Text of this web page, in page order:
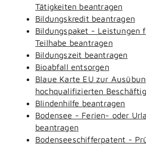
Tätigkeiten beantragen
Bildungskredit beantragen
Bildungspaket - Leistungen
Teilhabe beantragen
Bildungszeit beantragen
Bioabfall entsorgen
Blaue Karte EU zur
hochqualifizierten
Blindenhilfe beantragen
Bodensee - Ferien- oder
beantragen
Bodenseeschifferpatent -